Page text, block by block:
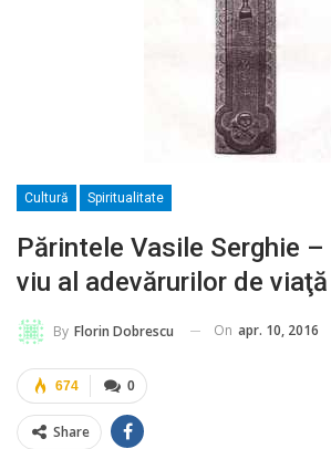
Cultură Spiritualitate
Părintele Vasile Serghie
viu al adevărurilor de
By Florin Dobrescu On apr. 10, 2016
0
674
Share